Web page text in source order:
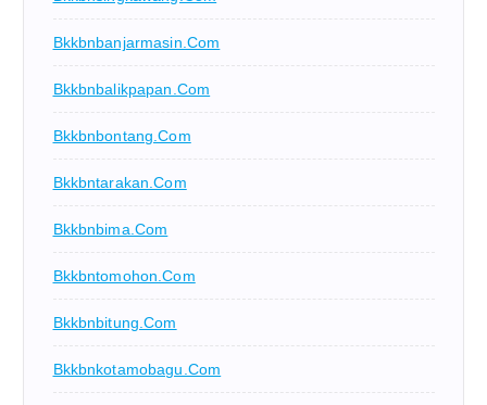
Bkkbnbanjarmasin.com
Bkkbnbalikpapan.com
Bkkbnbontang.com
Bkkbntarakan.com
Bkkbnbima.com
Bkkbntomohon.com
Bkkbnbitung.com
Bkkbnkotamobagu.com